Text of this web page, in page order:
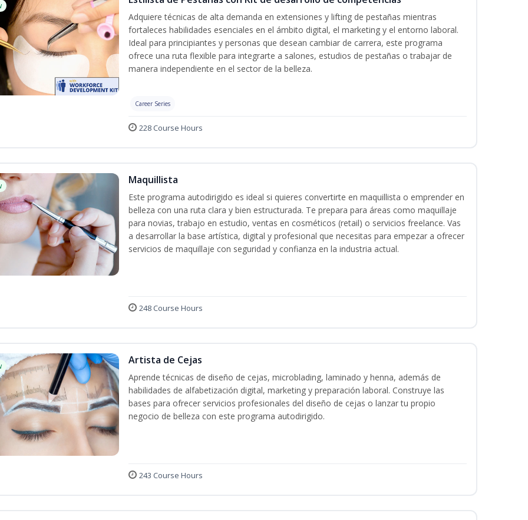
Adquiere técnicas de alta demanda en extensiones y lifting de pestañas mientras
fortaleces habilidades esenciales en el ámbito digital, el marketing y el entorno laboral.
Ideal para principiantes y personas que desean cambiar de carrera, este programa
ofrece una ruta flexible para integrarte a salones, estudios de pestañas o trabajar de
manera independiente en el sector de la belleza.
Career Series
228 Course Hours
Maquillista
Este programa autodirigido es ideal si quieres convertirte en maquillista o emprender en
belleza con una ruta clara y bien estructurada. Te prepara para áreas como maquillaje
para novias, trabajo en estudio, ventas en cosméticos (retail) o servicios freelance. Vas
a desarrollar la base artística, digital y profesional que necesitas para empezar a ofrecer
servicios de maquillaje con seguridad y confianza en la industria actual.
248 Course Hours
Artista de Cejas
Aprende técnicas de diseño de cejas, microblading, laminado y henna, además de
habilidades de alfabetización digital, marketing y preparación laboral. Construye las
bases para ofrecer servicios profesionales del diseño de cejas o lanzar tu propio
negocio de belleza con este programa autodirigido.
243 Course Hours